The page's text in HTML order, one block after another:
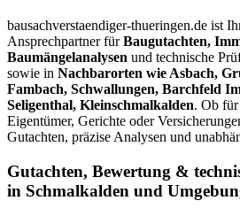
bausachverstaendiger-thueringen.de ist
Ansprechpartner fürBaugutachten,
Baumängelanalysen und technische
sowie in Nachbarorten wie Asbach,
Fambach, Schwallungen, Barchfeld
Seligenthal, Kleinschmalkalden. Ob
Eigentümer, Gerichte oder
Gutachten, präzise Analysen und
Gutachten, Bewertung &
in Schmalkalden und